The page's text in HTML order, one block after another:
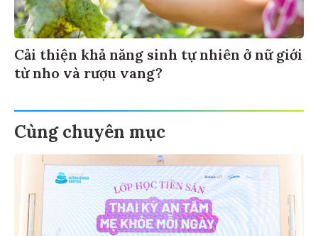
Cải thiện khả năng sinh tự nhiên ở nữ giới
từ nho và rượu vang?
Cùng chuyên mục